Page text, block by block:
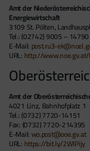
Amt der
Energiewirtschaft
3109 St. Pölten,
Tel.: (02742) 9005 – 14790
E-Mail: post.ru3-
URL: http://
Amt der
4021 Linz, Bahnhofplatz 1
Tel.: (0732) 7720-14151
Fax: (0732) 7720-214395
E-Mail:wo.post@ooe.gv.at
URL: https://bit.ly/2WIPijy